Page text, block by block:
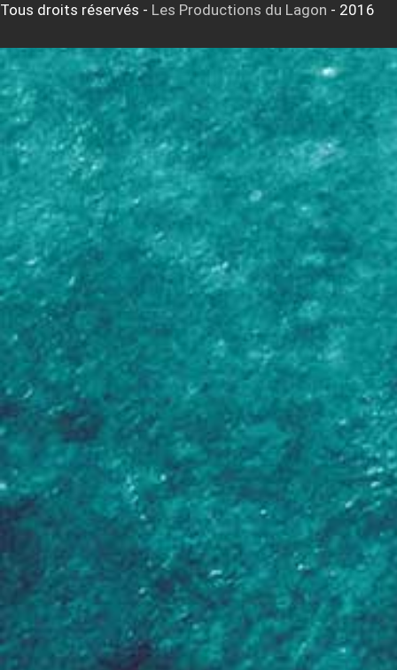
Tous droits réservés - Les Productions du Lagon - 2016